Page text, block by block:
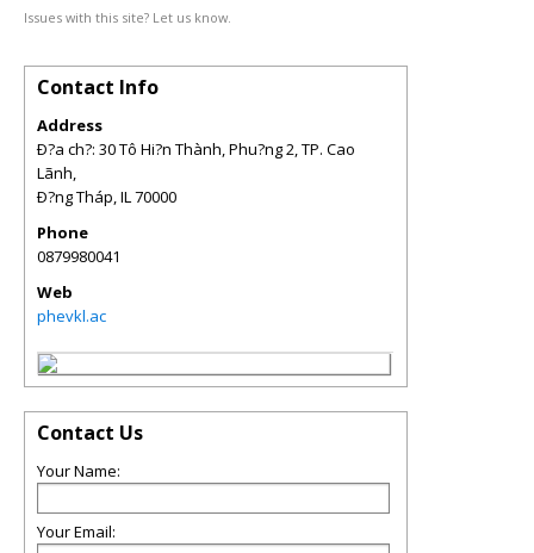
Issues with this site? Let us know.
Contact Info
Address
Ð?a ch?: 30 Tô Hi?n Thành, Phu?ng 2, TP. Cao
Lãnh,
Ð?ng Tháp,IL70000
Phone
0879980041
Web
phevkl.ac
Contact Us
Your Name:
Your Email: